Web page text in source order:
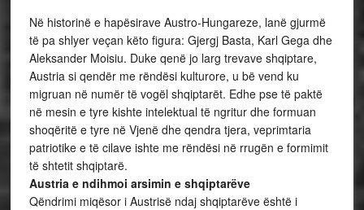
Në historinë e hapësirave Austro-Hungareze, lanë gjurmë
të pa shlyer veçan këto figura: Gjergj Basta, Karl Gega dhe
Aleksander Moisiu. Duke qenë jo larg trevave shqiptare,
Austria si qendër me rëndësi kulturore, u bë vend ku
migruan në numër të vogël shqiptarët. Edhe pse të paktë
në mesin e tyre kishte intelektual të ngritur dhe formuan
shoqëritë e tyre në Vjenë dhe qendra tjera, veprimtaria
patriotike e të cilave ishte me rëndësi në rrugën e formimit
të shtetit shqiptarë.
Austria e ndihmoi arsimin e shqiptarëve
Qëndrimi miqësor i Austrisë ndaj shqiptarëve është i